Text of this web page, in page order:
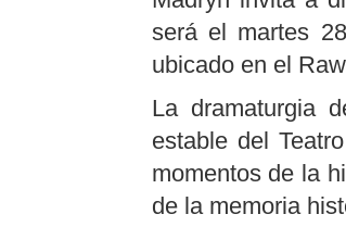
será el martes
ubicado en el
La dramaturgia
estable del
momentos de la
de la memoria